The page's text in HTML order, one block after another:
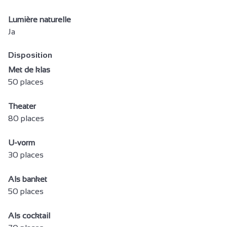
Babybed
Bed 180 cm
Haardroger
Handdoekdroogrek
Koffiezetapparaat
Ventilator
gratis prive gebruik internet
Televisie
Wifi Internet
Badkuip
Douche
Lumière naturelle
Ja
Disposition
Met de klas
50 places
Theater
80 places
U-vorm
30 places
Als banket
50 places
Als cocktail